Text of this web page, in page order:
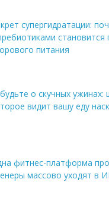
супергидратации:
питания
о скучных
видит вашу еду
фитнес-платформа
массово уходят в